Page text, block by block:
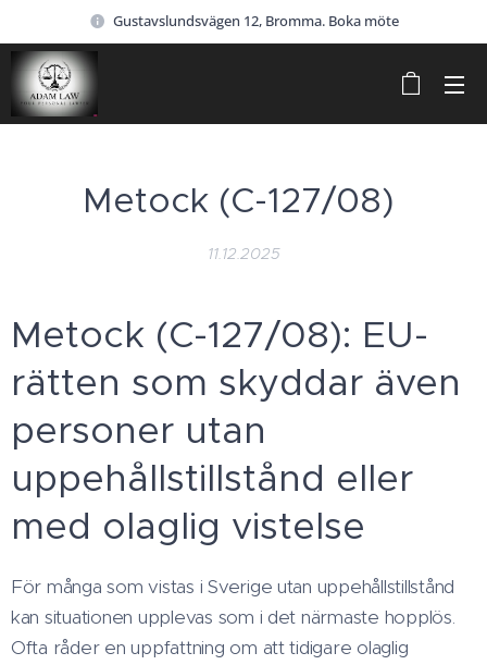
Gustavslundsvägen 12, Bromma. Boka möte
Metock (C-127/08)
11.12.2025
Metock (C-127/08): EU-
rätten som skyddar även
personer utan
uppehållstillstånd eller
med olaglig vistelse
För många som vistas i Sverige utan uppehållstillstånd
kan situationen upplevas som i det närmaste hopplös.
Ofta råder en uppfattning om att tidigare olaglig